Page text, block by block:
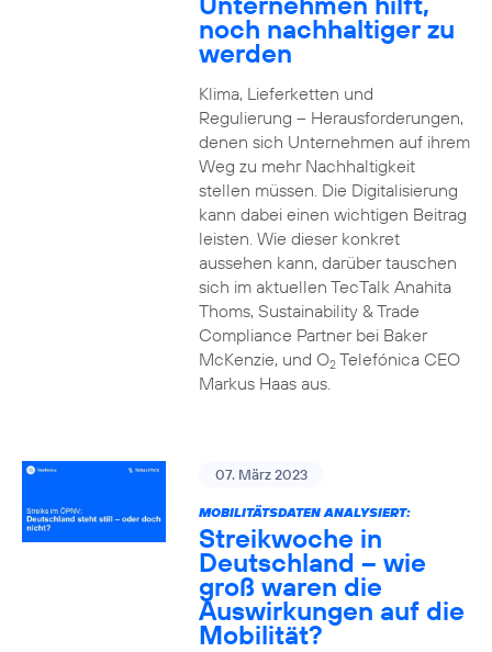
noch nachhaltiger zu
werden
Klima, Lieferketten und
Regulierung – Herausforderungen,
denen sich Unternehmen auf ihrem
Weg zu mehr Nachhaltigkeit
stellen müssen. Die Digitalisierung
kann dabei einen wichtigen Beitrag
leisten. Wie dieser konkret
aussehen kann, darüber tauschen
sich im aktuellen TecTalk Anahita
Thoms, Sustainability & Trade
Compliance Partner bei Baker
McKenzie, und O2Telefónica CEO
Markus Haas aus.
07. März 2023
MOBILITÄTSDATEN ANALYSIERT:
Streikwoche in
Deutschland – wie
groß waren die
Auswirkungen auf die
Mobilität?